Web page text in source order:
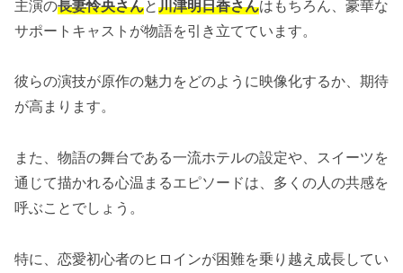
主演の長妻怜央さんと川津明日香さんはもちろん、豪華な
サポートキャストが物語を引き立てています。
彼らの演技が原作の魅力をどのように映像化するか、期待
が高まります。
また、物語の舞台である一流ホテルの設定や、スイーツを
通じて描かれる心温まるエピソードは、多くの人の共感を
呼ぶことでしょう。
特に、恋愛初心者のヒロインが困難を乗り越え成長してい